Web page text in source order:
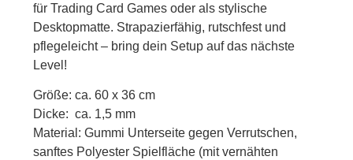
für Trading Card Games oder als stylische
Desktopmatte. Strapazierfähig, rutschfest und
pflegeleicht – bring dein Setup auf das nächste
Level!
Größe: ca. 60 x 36 cm
Dicke: ca. 1,5 mm
Material: Gummi Unterseite gegen Verrutschen,
sanftes Polyester Spielfläche (mit vernähten